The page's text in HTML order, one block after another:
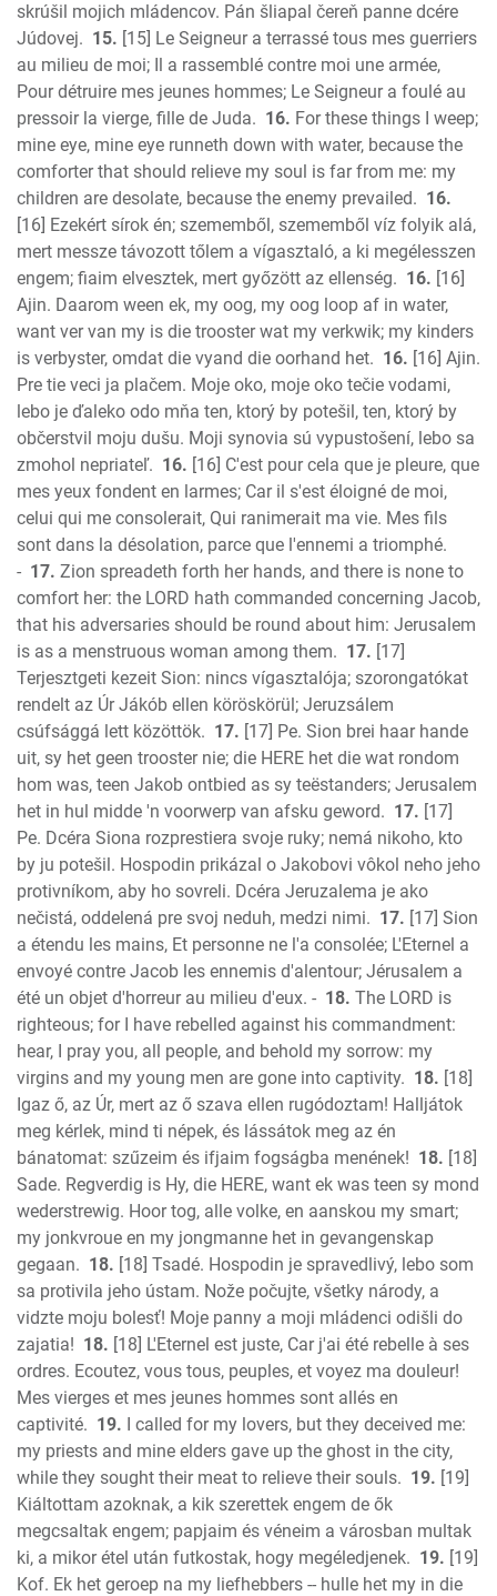
skrúšil mojich mládencov. Pán šliapal čereň panne dcére
Júdovej. 15. [15] Le Seigneur a terrassé tous mes guerriers
au milieu de moi; Il a rassemblé contre moi une armée,
Pour détruire mes jeunes hommes; Le Seigneur a foulé au
pressoir la vierge, fille de Juda. 16. For these things I weep;
mine eye, mine eye runneth down with water, because the
comforter that should relieve my soul is far from me: my
children are desolate, because the enemy prevailed. 16.
[16] Ezekért sírok én; szememből, szememből víz folyik alá,
mert messze távozott tőlem a vígasztaló, a ki megélesszen
engem; fiaim elvesztek, mert győzött az ellenség. 16. [16]
Ajin. Daarom ween ek, my oog, my oog loop af in water,
want ver van my is die trooster wat my verkwik; my kinders
is verbyster, omdat die vyand die oorhand het. 16. [16] Ajin.
Pre tie veci ja plačem. Moje oko, moje oko tečie vodami,
lebo je ďaleko odo mňa ten, ktorý by potešil, ten, ktorý by
občerstvil moju dušu. Moji synovia sú vypustošení, lebo sa
zmohol nepriateľ. 16. [16] C'est pour cela que je pleure, que
mes yeux fondent en larmes; Car il s'est éloigné de moi,
celui qui me consolerait, Qui ranimerait ma vie. Mes fils
sont dans la désolation, parce que l'ennemi a triomphé.
- 17. Zion spreadeth forth her hands, and there is none to
comfort her: the LORD hath commanded concerning Jacob,
that his adversaries should be round about him: Jerusalem
is as a menstruous woman among them. 17. [17]
Terjesztgeti kezeit Sion: nincs vígasztalója; szorongatókat
rendelt az Úr Jákób ellen köröskörül; Jeruzsálem
csúfsággá lett közöttök. 17. [17] Pe. Sion brei haar hande
uit, sy het geen trooster nie; die HERE het die wat rondom
hom was, teen Jakob ontbied as sy teëstanders; Jerusalem
het in hul midde 'n voorwerp van afsku geword. 17. [17]
Pe. Dcéra Siona rozprestiera svoje ruky; nemá nikoho, kto
by ju potešil. Hospodin prikázal o Jakobovi vôkol neho jeho
protivníkom, aby ho sovreli. Dcéra Jeruzalema je ako
nečistá, oddelená pre svoj neduh, medzi nimi. 17. [17] Sion
a étendu les mains, Et personne ne l'a consolée; L'Eternel a
envoyé contre Jacob les ennemis d'alentour; Jérusalem a
été un objet d'horreur au milieu d'eux. - 18. The LORD is
righteous; for I have rebelled against his commandment:
hear, I pray you, all people, and behold my sorrow: my
virgins and my young men are gone into captivity. 18. [18]
Igaz ő, az Úr, mert az ő szava ellen rugódoztam! Halljátok
meg kérlek, mind ti népek, és lássátok meg az én
bánatomat: szűzeim és ifjaim fogságba menének! 18. [18]
Sade. Regverdig is Hy, die HERE, want ek was teen sy mond
wederstrewig. Hoor tog, alle volke, en aanskou my smart;
my jonkvroue en my jongmanne het in gevangenskap
gegaan. 18. [18] Tsadé. Hospodin je spravedlivý, lebo som
sa protivila jeho ústam. Nože počujte, všetky národy, a
vidzte moju bolesť! Moje panny a moji mládenci odišli do
zajatia! 18. [18] L'Eternel est juste, Car j'ai été rebelle à ses
ordres. Ecoutez, vous tous, peuples, et voyez ma douleur!
Mes vierges et mes jeunes hommes sont allés en
captivité. 19. I called for my lovers, but they deceived me:
my priests and mine elders gave up the ghost in the city,
while they sought their meat to relieve their souls. 19. [19]
Kiáltottam azoknak, a kik szerettek engem de ők
megcsaltak engem; papjaim és véneim a városban multak
ki, a mikor étel után futkostak, hogy megéledjenek. 19. [19]
Kof. Ek het geroep na my liefhebbers -- hulle het my in die